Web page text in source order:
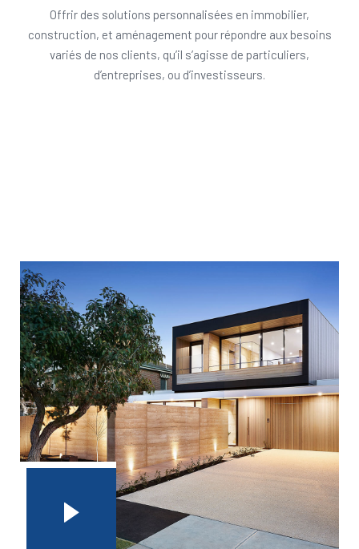
Offrir des solutions personnalisées en immobilier,
construction, et aménagement pour répondre aux besoins
variés de nos clients, qu’il s’agisse de particuliers,
d’entreprises, ou d’investisseurs.